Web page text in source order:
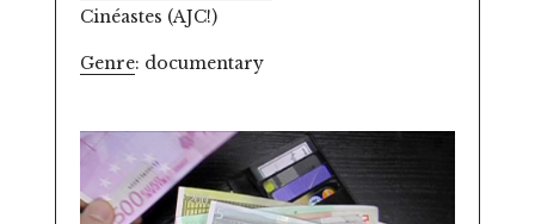
Cinéastes (AJC!)
Genre: documentary